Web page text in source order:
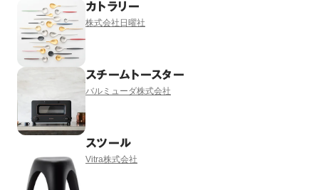
カトラリー
株式会社日曜社
スチームトースター
バルミューダ株式会社
スツール
Vitra株式会社